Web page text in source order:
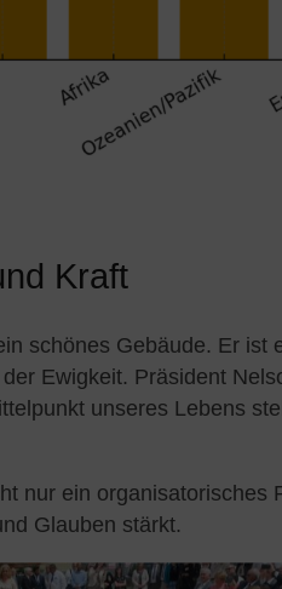
Kraft
schönes Gebäude. Er ist
Ewigkeit. Präsident
unseres Lebens
nur ein organisatorisches
Glauben stärkt.